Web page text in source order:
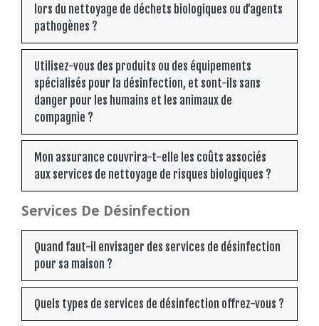
lors du nettoyage de déchets biologiques ou d’agents
pathogènes ?
Utilisez-vous des produits ou des équipements
spécialisés pour la désinfection, et sont-ils sans
danger pour les humains et les animaux de
compagnie ?
Mon assurance couvrira-t-elle les coûts associés
aux services de nettoyage de risques biologiques ?
Services De Désinfection
Quand faut-il envisager des services de désinfection
pour sa maison ?
Quels types de services de désinfection offrez-vous ?